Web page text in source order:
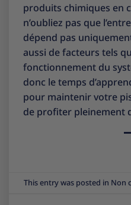
produits chimiques en
n’oubliez pas que
dépend pas
aussi de facteurs tels
fonctionnement du
donc le temps
pour maintenir votre
de profiter pleinement
This entry was posted in Non